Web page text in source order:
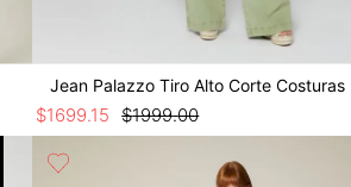
Jean Palazzo Tiro Alto Corte Costuras
$1999.00
$1699.15